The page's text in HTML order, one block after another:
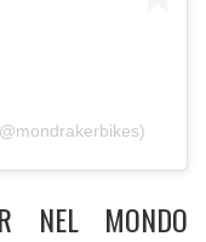
NEL MONDO